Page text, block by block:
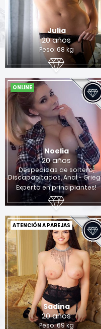
Julia
20 años
Peso: 68 kg
ONLINE
Noelia
20 años
Despedidas de soltero,
Discapacitados, Anal -
Experto en principiantes!
ATENCIÓN A PAREJAS
Sadina
20 años
Peso: 69 kg